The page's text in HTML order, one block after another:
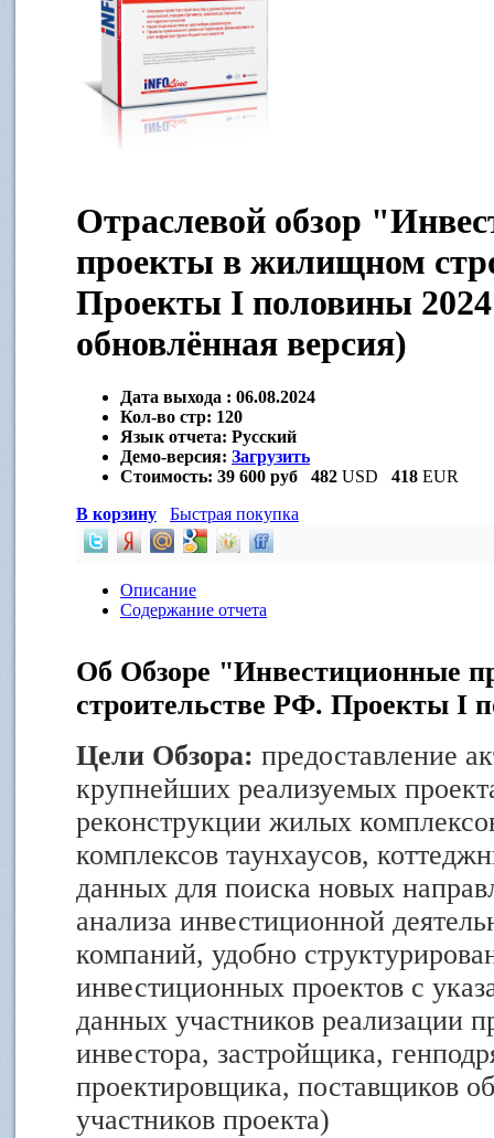
Отраслевой обзор
проекты в жилищном
Проекты I половины 2024
обновлённая версия)
Дата выхода : 06.08.2024
Кол-во стр: 120
Язык отчета: Русский
Демо-версия: Загрузить
Стоимость: 39 600 руб 482 USD 418 EUR
В корзину
Быстрая покупка
Описание
Содержание отчета
Об Обзоре "Инвестиционные
строительстве РФ. Проекты I
Цели Обзора: предоставление
крупнейших реализуемых
реконструкции жилых
комплексов таунхаусов,
данных для поиска новых
анализа инвестиционной
компаний, удобно
инвестиционных проектов с
данных участников реализации
инвестора, застройщика,
проектировщика, поставщиков
участников проекта)